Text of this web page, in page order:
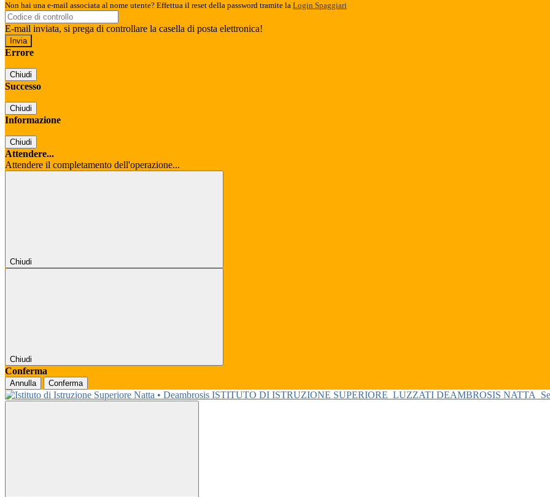
Non hai una e-mail associata al nome utente? Effettua il reset della password tramite la Login Spaggiari
E-mail inviata, si prega di controllare la casella di posta elettronica!
Errore
Chiudi
Successo
Chiudi
Informazione
Chiudi
Attendere...
Attendere il completamento dell'operazione...
Chiudi
Chiudi
Conferma
Annulla Conferma
ISTITUTO DI ISTRUZIONE SUPERIORE LUZZATI DEAMBROSIS NATTA